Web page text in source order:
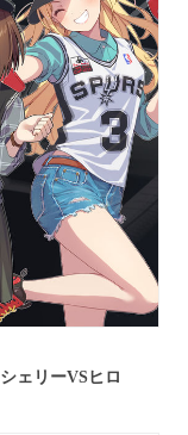
ェリーVSヒロ